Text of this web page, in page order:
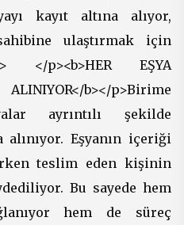
kayıt altına alıyor,
ulaştırmak için
</p><b>HER EŞYA
b></p>Birime
ayrıntılı şekilde
Eşyanın içeriği
teslim eden kişinin
Bu sayede hem
hem de süreç